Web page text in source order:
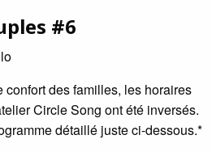
#6
des familles, les horaires
Circle Song ont été inversés.
détaillé juste ci-dessous.*